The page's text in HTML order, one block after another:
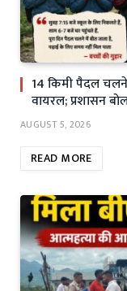
14 किमी पैदल
वायरल; प्रशासन
AUGUST 5, 2026
READ MORE